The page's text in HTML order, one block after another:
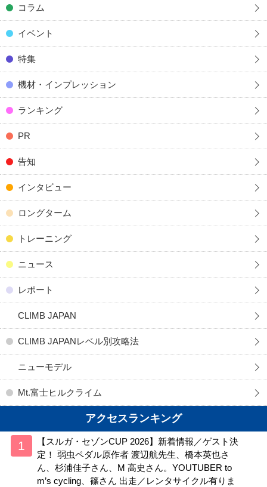
コラム
イベント
特集
機材・インプレッション
ランキング
PR
告知
インタビュー
ロングターム
トレーニング
ニュース
レポート
CLIMB JAPAN
CLIMB JAPANレベル別攻略法
ニューモデル
Mt.富士ヒルクライム
アクセスランキング
【スルガ・セゾンCUP 2026】新着情報／ゲスト決
定！ 弱虫ペダル原作者 渡辺航先生、橋本英也さ
ん、杉浦佳子さん、M 高史さん。YOUTUBER to
m’s cycling、篠さん 出走／レンタサイクル有りま